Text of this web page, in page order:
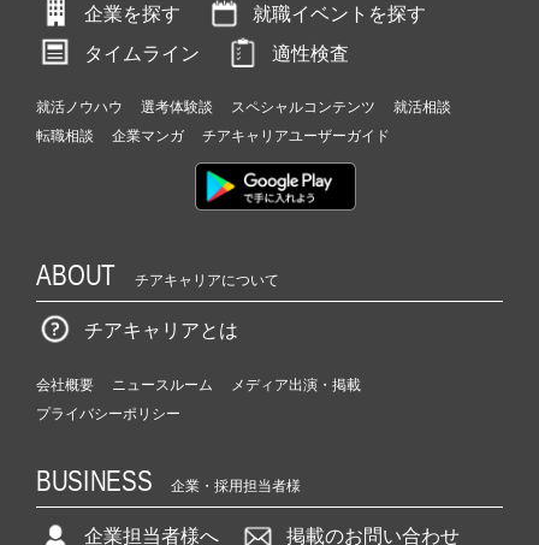
企業を探す
就職イベントを探す
タイムライン
適性検査
就活ノウハウ 選考体験談 スペシャルコンテンツ
就活相談
転職相談
企業マンガ チアキャリアユーザーガイド
ABOUT チアキャリアについて
チアキャリアとは
会社概要 ニュースルーム
メディア出演・掲載
プライバシーポリシー
BUSINESS 企業・採用担当者様
企業担当者様へ 掲載のお問い合わせ